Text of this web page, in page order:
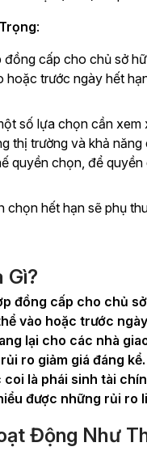
:
cấp cho chủ sở
hoặc trước ngày hết
số lựa chọn cần
thị trường và khả
quyền chọn, để
chọn hết hạn sẽ phụ
Gì?
đồng cấp cho chủ
vào hoặc trước
lại cho các nhà
ro giảm giá đáng
là phái sinh tài
được những rủi ro
Động Như